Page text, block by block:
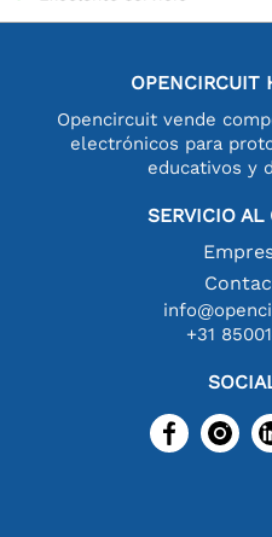
OPENCIRCUIT
Opencircuit vende
electrónicos para
educativos y
SERVICIO AL
+31